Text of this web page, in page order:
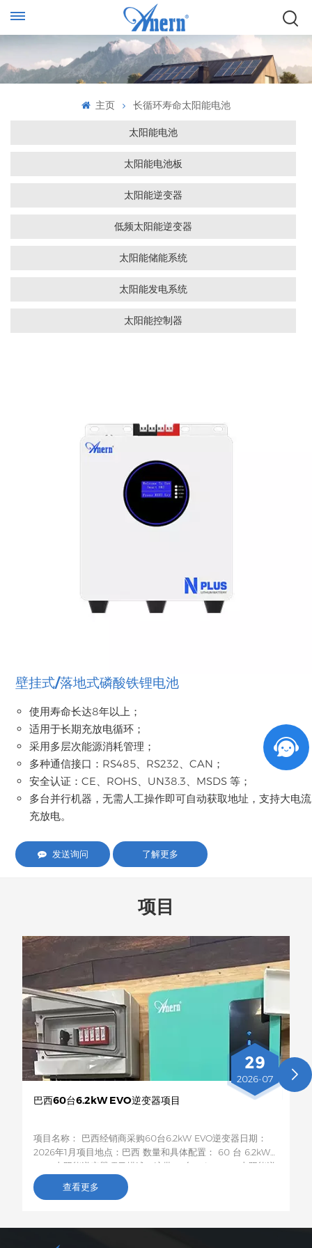
主页 长循环寿命太阳能电池
太阳能电池
太阳能电池板
太阳能逆变器
低频太阳能逆变器
太阳能储能系统
太阳能发电系统
太阳能控制器
壁挂式/落地式磷酸铁锂电池
使用寿命长达8年以上；
适用于长期充放电循环；
采用多层次能源消耗管理；
多种通信接口：RS485、RS232、CAN；
安全认证：CE、ROHS、UN38.3、MSDS 等；
多台并行机器，无需人工操作即可自动获取地址，支持大电流
充放电。
发送询问 了解更多
项目
29
2026-07
巴西60台6.2kW EVO逆变器项目
项目名称： 巴西经销商采购60台6.2kW EVO逆变器日期：
2026年1月项目地点：巴西 数量和具体配置： 60 台 6.2kW
EVO 太阳能逆变器项目描述：这批60台6.2kW EVO太阳能逆
变器将运往巴西，用于农村居民和小型企业的光伏储能项目。
这款6.2kW混合型逆变器支持双路交流输出，具备智能低电压
查看更多